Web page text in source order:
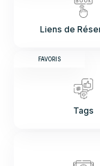
Liens de
FAVORIS
Tags